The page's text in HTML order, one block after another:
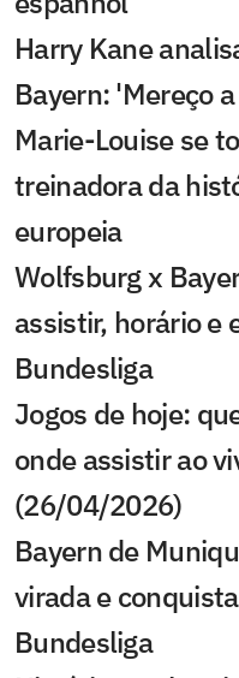
Harry Kane
Bayern: 'Mereço
Marie-Louise se
treinadora da
europeia
Wolfsburg x
assistir, horário e
Bundesliga
Jogos de hoje:
onde assistir ao
(26/04/2026)
Bayern de
virada e
Bundesliga